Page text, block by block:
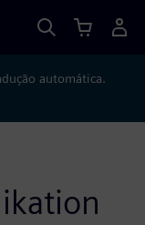
automática.